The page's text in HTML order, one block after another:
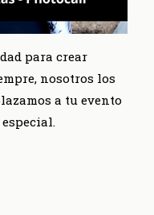
para crear
nosotros los
a tu evento